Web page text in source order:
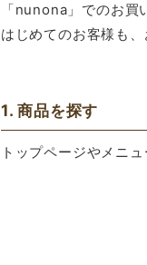
「nunona」でのお買
はじめてのお客様も
1. 商品を探す
トップページやメニ